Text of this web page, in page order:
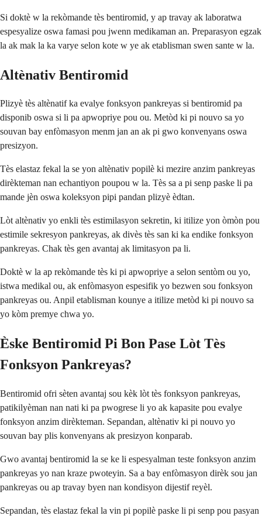
Si doktè w la rekòmande tès bentiromid, y ap travay ak laboratwa
espesyalize oswa famasi pou jwenn medikaman an. Preparasyon egzak
la ak mak la ka varye selon kote w ye ak etablisman swen sante w la.
Altènativ Bentiromid
Plizyè tès altènatif ka evalye fonksyon pankreyas si bentiromid pa
disponib oswa si li pa apwopriye pou ou. Metòd ki pi nouvo sa yo
souvan bay enfòmasyon menm jan an ak pi gwo konvenyans oswa
presizyon.
Tès elastaz fekal la se yon altènativ popilè ki mezire anzim pankreyas
dirèkteman nan echantiyon poupou w la. Tès sa a pi senp paske li pa
mande jèn oswa koleksyon pipi pandan plizyè èdtan.
Lòt altènativ yo enkli tès estimilasyon sekretin, ki itilize yon òmòn pou
estimile sekresyon pankreyas, ak divès tès san ki ka endike fonksyon
pankreyas. Chak tès gen avantaj ak limitasyon pa li.
Doktè w la ap rekòmande tès ki pi apwopriye a selon sentòm ou yo,
istwa medikal ou, ak enfòmasyon espesifik yo bezwen sou fonksyon
pankreyas ou. Anpil etablisman kounye a itilize metòd ki pi nouvo sa
yo kòm premye chwa yo.
Èske Bentiromid Pi Bon Pase Lòt Tès
Fonksyon Pankreyas?
Bentiromid ofri sèten avantaj sou kèk lòt tès fonksyon pankreyas,
patikilyèman nan nati ki pa pwogrese li yo ak kapasite pou evalye
fonksyon anzim dirèkteman. Sepandan, altènativ ki pi nouvo yo
souvan bay plis konvenyans ak presizyon konparab.
Gwo avantaj bentiromid la se ke li espesyalman teste fonksyon anzim
pankreyas yo nan kraze pwoteyin. Sa a bay enfòmasyon dirèk sou jan
pankreyas ou ap travay byen nan kondisyon dijestif reyèl.
Sepandan, tès elastaz fekal la vin pi popilè paske li pi senp pou pasyan